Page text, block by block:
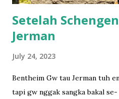
Setelah
Jerman
July 24, 2023
Bentheim Gw tau Jerman tuh
tapi gw nggak sangka bakal